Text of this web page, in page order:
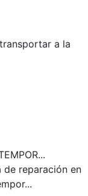
a la
de reparación en